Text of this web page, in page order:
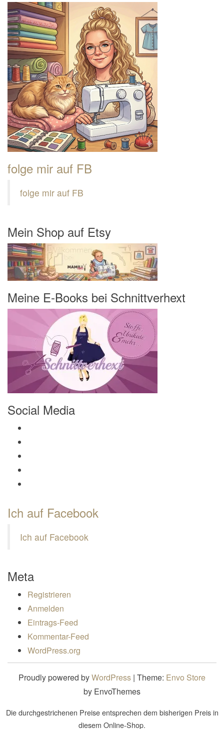
folge mir auf FB
folge mir auf FB
Mein Shop auf Etsy
Meine E-Books bei Schnittverhext
Social Media
Ich auf Facebook
Ich auf Facebook
Meta
Registrieren
Anmelden
Eintrags-Feed
Kommentar-Feed
WordPress.org
Proudly powered byWordPress | Theme: Envo Store
by EnvoThemes
Die durchgestrichenen Preise entsprechen dem bisherigen Preis in
diesem Online-Shop.